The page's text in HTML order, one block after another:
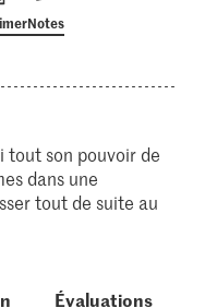
Notes
tout son pouvoir de
dans une
tout de suite au
Évaluations